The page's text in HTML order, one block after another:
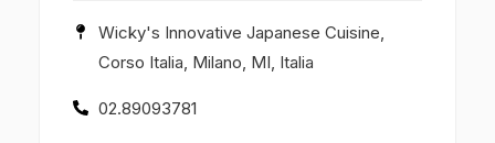
Wicky's Innovative Japanese Cuisine,
Corso Italia, Milano, MI, Italia
02.89093781